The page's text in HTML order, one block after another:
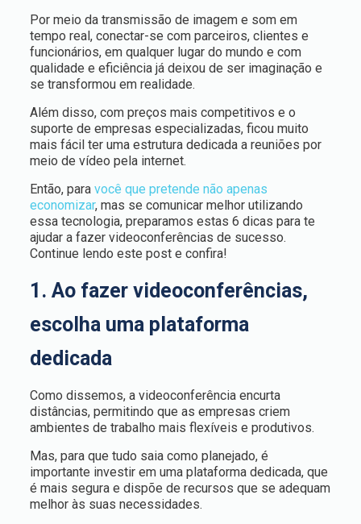
Por meio da transmissão de imagem e som em
tempo real, conectar-se com parceiros, clientes e
funcionários, em qualquer lugar do mundo e com
qualidade e eficiência já deixou de ser imaginação e
se transformou em realidade.
Além disso, com preços mais competitivos e o
suporte de empresas especializadas, ficou muito
mais fácil ter uma estrutura dedicada a reuniões por
meio de vídeo pela internet.
Então, para você que pretende não apenas
economizar, mas se comunicar melhor utilizando
essa tecnologia, preparamos estas 6 dicas para te
ajudar a fazer videoconferências de sucesso.
Continue lendo este post e confira!
1. Ao fazer videoconferências,
escolha uma plataforma
dedicada
Como dissemos, a videoconferência encurta
distâncias, permitindo que as empresas criem
ambientes de trabalho mais flexíveis e produtivos.
Mas, para que tudo saia como planejado, é
importante investir em uma plataforma dedicada, que
é mais segura e dispõe de recursos que se adequam
melhor às suas necessidades.